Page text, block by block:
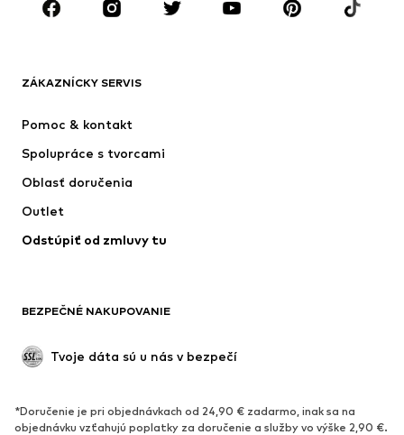
Doplnky
Premium
Nové
Bundy
Bielizeň
Kabáty
Plavky
Príležitosti
Upcyklácia
Nové
Obľúbené
ZÁKAZNÍCKY SERVIS
Pomoc & kontakt
Spolupráce s tvorcami
Oblasť doručenia
Outlet
Odstúpiť od zmluvy tu
BEZPEČNÉ NAKUPOVANIE
Tvoje dáta sú u nás v bezpečí
*Doručenie je pri objednávkach od 24,90 € zadarmo, inak sa na
objednávku vzťahujú poplatky za doručenie a služby vo výške 2,90 €.